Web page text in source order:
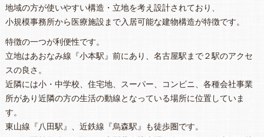
地域の方が使いやすい構造・立地を考え設計されており、
小規模事務所から医療施設まで入居可能な建物構造が特徴です。
特徴の一つが利便性です。
立地はあおなみ線『小本駅』前にあり、名古屋駅まで２駅のアクセ
スの良さ。
近隣には小・中学校、住宅地、スーパー、コンビニ、各種会社事業
所があり近隣の方の生活の動線となっている場所に位置していま
す。
東山線『八田駅』、近鉄線『烏森駅』も徒歩圏です。